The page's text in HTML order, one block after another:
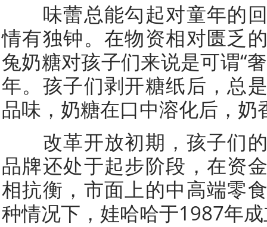
味蕾总能勾起对童年的回
情有独钟。在物资相对匮乏
兔奶糖对孩子们来说是可谓“
年。孩子们剥开糖纸后，总
品味，奶糖在口中溶化后，
改革开放初期，孩子们的
品牌还处于起步阶段，在资
相抗衡，市面上的中高端零
种情况下，娃哈哈于1987年